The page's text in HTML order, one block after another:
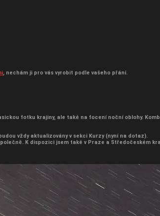
, nechám ji pro vás vyrobit podle vašeho přání.
fotku krajiny, ale také na focení noční oblohy.
vždy aktualizovány v sekci Kurzy (nyní na dotaz).
K dispozici jsem také v Praze a Středočeském